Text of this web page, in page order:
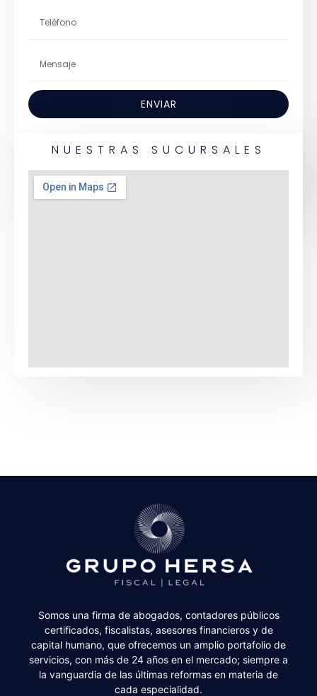
ENVIAR
NUESTRAS SUCURSALES
Somos una firma de abogados, contadores públicos
certificados, fiscalistas, asesores financieros y de
capital humano, que ofrecemos un amplio portafolio de
servicios, con más de 24 años en el mercado; siempre a
la vanguardia de las últimas reformas en materia de
cada especialidad.